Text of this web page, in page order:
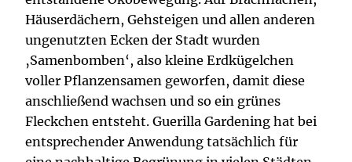
Häuserdächern, Gehsteigen und allen anderen
ungenutzten Ecken der Stadt wurden
‚Samenbomben‘, also kleine Erdkügelchen
voller Pflanzensamen geworfen, damit diese
anschließend wachsen und so ein grünes
Fleckchen entsteht. Guerilla Gardening hat bei
entsprechender Anwendung tatsächlich für